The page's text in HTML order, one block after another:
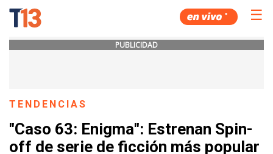
☰
PUBLICIDAD
TENDENCIAS
"Caso 63: Enigma": Estrenan Spin-
off de serie de ficción más popular